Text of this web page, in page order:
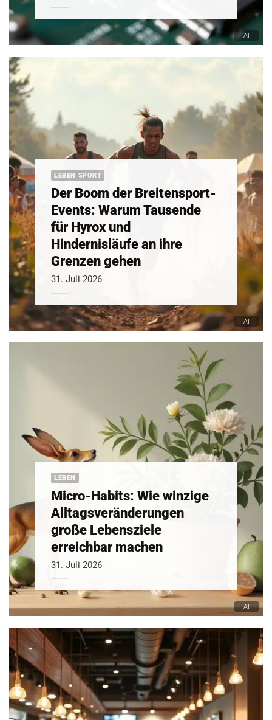
LEBEN SPORT
Der Boom der Breitensport-
Events: Warum Tausende
für Hyrox und
Hindernisläufe an ihre
Grenzen gehen
31. Juli 2026
LEBEN
Micro-Habits: Wie winzige
Alltagsveränderungen
große Lebensziele
erreichbar machen
31. Juli 2026